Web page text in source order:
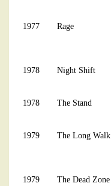
1977 Rage
1978 Night Shift
1978 The Stand
1979 The Long Walk
1979 The Dead Zone